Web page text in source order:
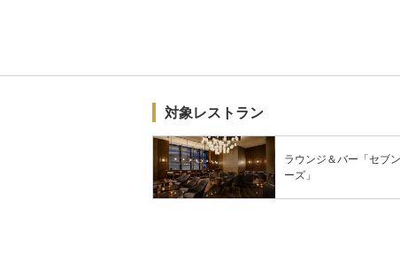
対象レストラン
ラウンジ＆バー「セブ
ーズ」